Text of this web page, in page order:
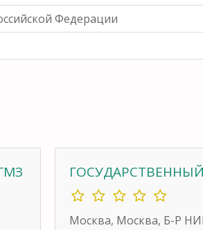
Федерации
Москва, Москва, Б-Р